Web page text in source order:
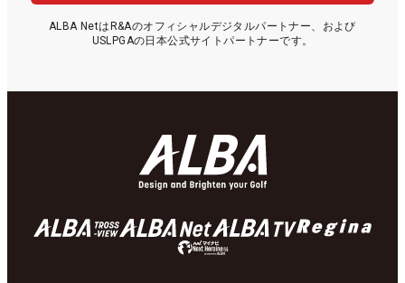
ALBA NetはR&Aのオフィシャルデジタルパートナー、および
USLPGAの日本公式サイトパートナーです。